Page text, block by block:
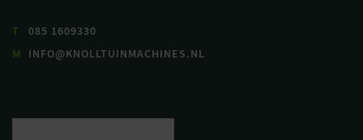
T
085 1609330
M
INFO@KNOLLTUINMACHINES.NL